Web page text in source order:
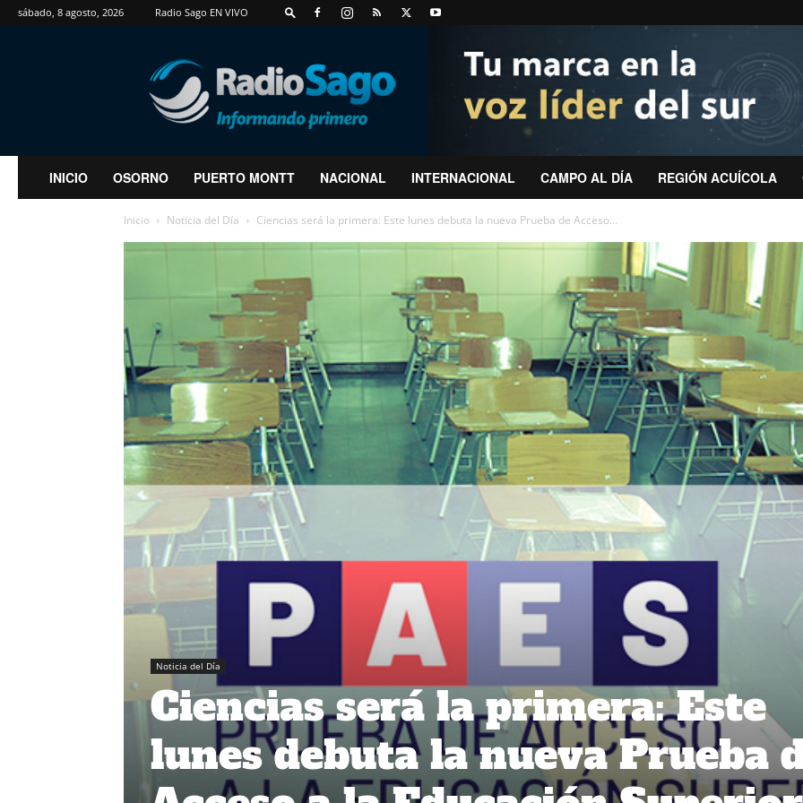
sábado, 8 agosto, 2026 Radio Sago EN VIVO
RadioSago
INICIO OSORNO PUERTO MONTT NACIONAL INTERNACIONAL CAMPO AL DÍA REGIÓN ACUÍCOLA
Inicio Noticia del Día Ciencias será la primera: Este lunes debuta la nueva Prueba de Acceso...
Noticia del Día
Ciencias será la primera: Este
lunes debuta la nueva Prueba